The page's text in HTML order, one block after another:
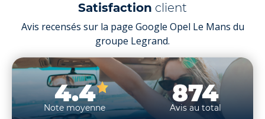
Satisfaction client
Avis recensés sur la page Google Opel Le Mans du
groupe Legrand.
4.4
Note moyenne
874
Avis au total